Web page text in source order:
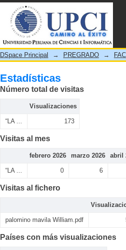
Estadísticas
DSpace Principal → PREGRADO →
Estadísticas
Número total de visitas
Visualizaciones
“LA ... 173
Visitas al mes
febrero 2026 marzo 2026 abril
“LA ... 0 6
Visitas al fichero
palomino mavila William.pdf
Países con más visualizaciones